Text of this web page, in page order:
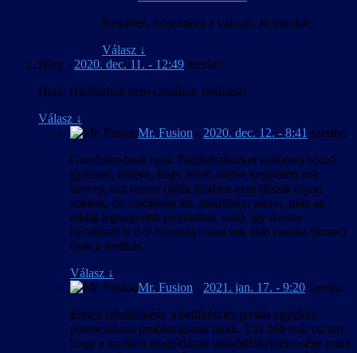
Rendben, köszönöm a választ. Jó munkát.
Válasz ↓
Nixy - 2020. dec. 11. - 12:49 szerint:
Heló. Hádészhoz nem csináltok fordítást?
Válasz ↓
Mr. Fusion - 2020. dec. 12. - 8:41 szerint:
Gondolkodunk rajta. Betűkészleteket kell(ene) hozzá
gyártani, feltéve, hogy lehet, illetve kegyetlen sok
szöveg van benne (játék közben nem látszik olyan
soknak, de valójában kb. másfélszer annyi, mint az
eddig legnagyobb projektünk volt), így óvatos
becsléssel is 6-9 hónapnyi napi sok órás munka (lenne)
csak a fordítás.
Válasz ↓
Mr. Fusion - 2021. jan. 17. - 9:20 szerint:
Ehhez frissítésként: a betűkészlet-javítás egyelőre
potenciálisan problémásnak tűnik, TSL16b már ott tart,
hogy a korábbi megoldások működésképtelensége miatt